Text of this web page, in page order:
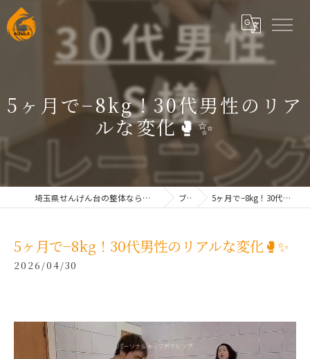
5ヶ月で−8kg！30代男性のリア
ルな変化🥊✨
埼玉県せんげん台の整体なら根本改善整体院AQUILAせんげん台 ブログ 5ヶ月で−8kg！30代男性のリアルな変化🥊✨
5ヶ月で−8kg！30代男性のリアルな変化🥊✨
2026/04/30